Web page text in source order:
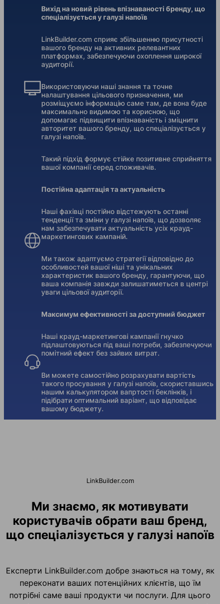
Вихід на новий рівень впізнаваності бренду, що
спеціалізується у галузі напоїв
LinkBuilder.com сприяє збільшенню присутності
вашого бренду на активних релевантних
платформах, забезпечуючи охоплення широкої
аудиторії.
Використовуючи наші знання та точне
налаштування цільового призначення, ми
розміщуємо інформацію саме там, де вона буде
максимально видимою та корисною, що
допомагає підвищити впізнаваність і зміцнити
авторитет вашого бренду, що спеціалізується у
галузі напоїв.
Такий підхід формує стійке позитивне сприйняття
вашої компанії серед споживачів.
Постійна адаптація та актуальність
Наші фахівці постійно відстежують останні
тенденції та зміни у галузі напоїв, що дозволяє
нам забезпечувати актуальність усіх крауд-
маркетингових кампаній.
Ми також адаптуємо стратегії відповідно до
особливостей вашої ніші та унікальних
характеристик вашого бренду, гарантуючи, що
ваша компанія завжди залишатиметься в центрі
уваги цільової аудиторії.
Максимум ефективності за доступний бюджет
Наші крауд-маркетингові кампанії гнучко
підлаштовуються під ваші потреби, забезпечуючи
помітний ефект без зайвих витрат.
Ви можете самостійно розрахувати вартість
такого просування у галузі напоїв, скориставшись
нашим калькулятором вапртості беклінків, і
підібрати оптимальний варіант, що відповідає
вашому бюджету.
LinkBuilder.com
Ми знаємо, як мотивувати
користувачів обрати ваш бренд,
що спеціалізується у галузі напоїв
Експерти LinkBuilder.com добре знаються на тому, як
переконати ваших потенційних клієнтів, що їм
потрібні саме ваші продукти чи послуги. Для цього